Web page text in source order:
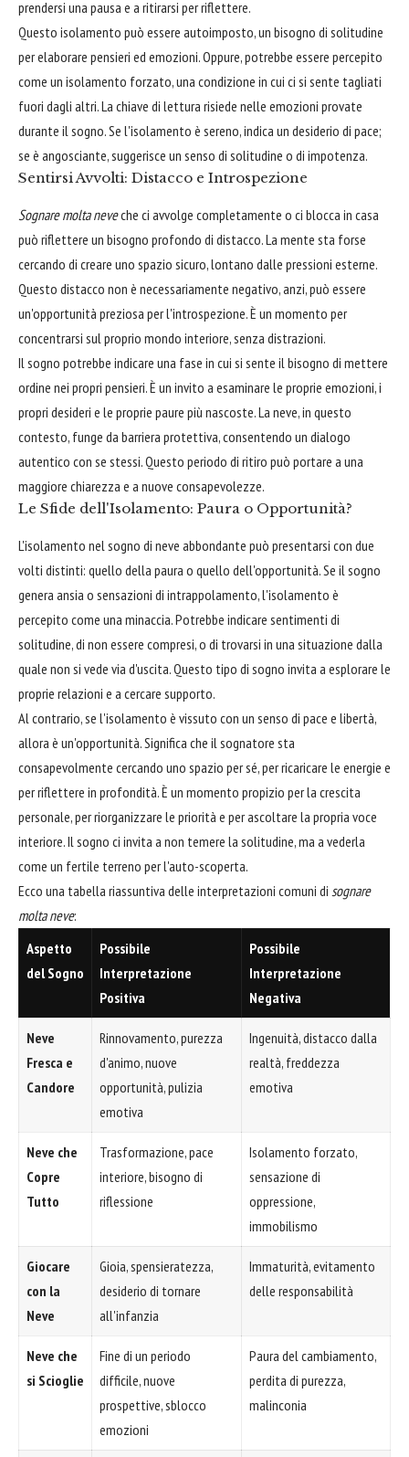
prendersi una pausa e a ritirarsi per riflettere.
Questo isolamento può essere autoimposto, un bisogno di solitudine
per elaborare pensieri ed emozioni. Oppure, potrebbe essere percepito
come un isolamento forzato, una condizione in cui ci si sente tagliati
fuori dagli altri. La chiave di lettura risiede nelle emozioni provate
durante il sogno. Se l'isolamento è sereno, indica un desiderio di pace;
se è angosciante, suggerisce un senso di solitudine o di impotenza.
Sentirsi Avvolti: Distacco e Introspezione
Sognare molta neveche ci avvolge completamente o ci blocca in casa
può riflettere un bisogno profondo di distacco. La mente sta forse
cercando di creare uno spazio sicuro, lontano dalle pressioni esterne.
Questo distacco non è necessariamente negativo, anzi, può essere
un'opportunità preziosa per l'introspezione. È un momento per
concentrarsi sul proprio mondo interiore, senza distrazioni.
Il sogno potrebbe indicare una fase in cui si sente il bisogno di mettere
ordine nei propri pensieri. È un invito a esaminare le proprie emozioni, i
propri desideri e le proprie paure più nascoste. La neve, in questo
contesto, funge da barriera protettiva, consentendo un dialogo
autentico con se stessi. Questo periodo di ritiro può portare a una
maggiore chiarezza e a nuove consapevolezze.
Le Sfide dell'Isolamento: Paura o Opportunità?
L'isolamento nel sogno di neve abbondante può presentarsi con due
volti distinti: quello della paura o quello dell'opportunità. Se il sogno
genera ansia o sensazioni di intrappolamento, l'isolamento è
percepito come una minaccia. Potrebbe indicare sentimenti di
solitudine, di non essere compresi, o di trovarsi in una situazione dalla
quale non si vede via d'uscita. Questo tipo di sogno invita a esplorare le
proprie relazioni e a cercare supporto.
Al contrario, se l'isolamento è vissuto con un senso di pace e libertà,
allora è un'opportunità. Significa che il sognatore sta
consapevolmente cercando uno spazio per sé, per ricaricare le energie e
per riflettere in profondità. È un momento propizio per la crescita
personale, per riorganizzare le priorità e per ascoltare la propria voce
interiore. Il sogno ci invita a non temere la solitudine, ma a vederla
come un fertile terreno per l'auto-scoperta.
Ecco una tabella riassuntiva delle interpretazioni comuni di sognare
molta neve:
Aspetto
del Sogno
Possibile
Interpretazione
Positiva
Possibile
Interpretazione
Negativa
Neve
Fresca e
Candore
Rinnovamento, purezza
d'animo, nuove
opportunità, pulizia
emotiva
Ingenuità, distacco dalla
realtà, freddezza
emotiva
Neve che
Copre
Tutto
Trasformazione, pace
interiore, bisogno di
riflessione
Isolamento forzato,
sensazione di
oppressione,
immobilismo
Giocare
con la
Neve
Gioia, spensieratezza,
desiderio di tornare
all'infanzia
Immaturità, evitamento
delle responsabilità
Neve che
si Scioglie
Fine di un periodo
difficile, nuove
prospettive, sblocco
emozioni
Paura del cambiamento,
perdita di purezza,
malinconia